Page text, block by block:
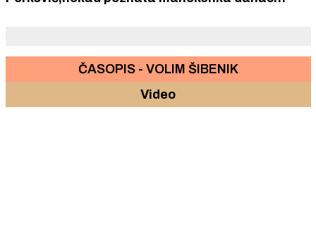
ČASOPIS - VOLIM ŠIBENIK
Video